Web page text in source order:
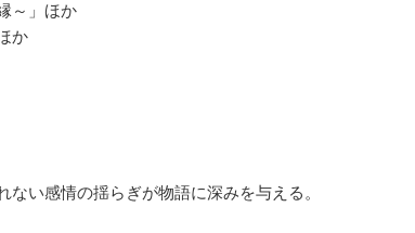
～」ほか
か
い感情の揺らぎが物語に深みを与える。